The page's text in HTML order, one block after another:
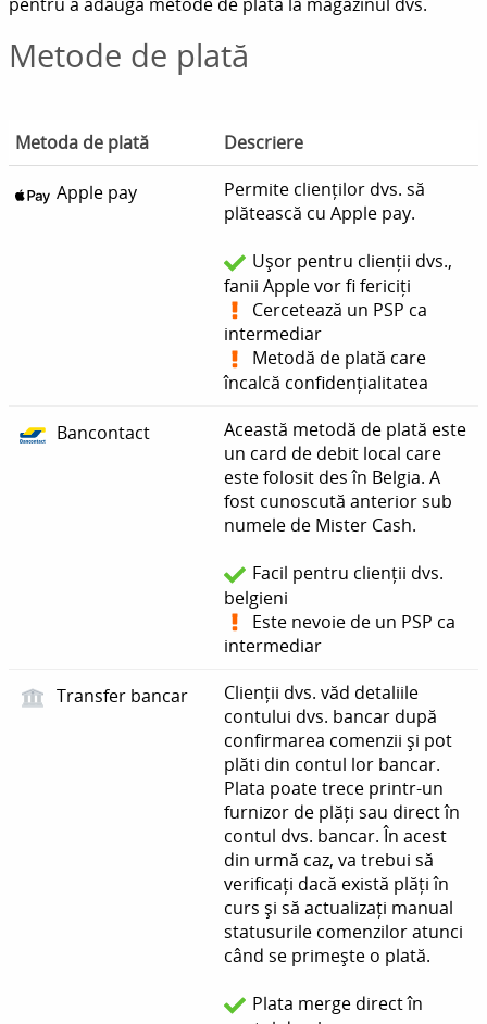
Metode de plată
Metoda de plată Descriere
Apple pay
Permite clienților dvs. să
plătească cu Apple pay.
Ușor pentru clienții dvs.,
fanii Apple vor fi fericiți
Cercetează un PSP ca
intermediar
Metodă de plată care
încalcă confidențialitatea
Bancontact
Această metodă de plată este
un card de debit local care
este folosit des în Belgia. A
fost cunoscută anterior sub
numele de Mister Cash.
Facil pentru clienții dvs.
belgieni
Este nevoie de un PSP ca
intermediar
Transfer bancar
Clienții dvs. văd detaliile
contului dvs. bancar după
confirmarea comenzii și pot
plăti din contul lor bancar.
Plata poate trece printr-un
furnizor de plăți sau direct în
contul dvs. bancar. În acest
din urmă caz, va trebui să
verificați dacă există plăți în
curs și să actualizați manual
statusurile comenzilor atunci
când se primește o plată.
Plata merge direct în